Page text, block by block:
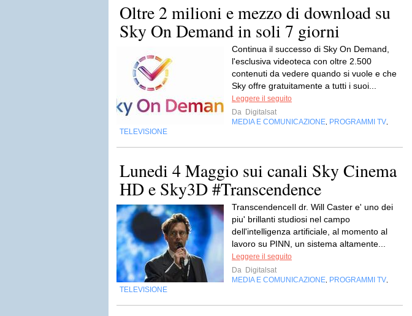
Oltre 2 milioni e mezzo di download su
Sky On Demand in soli 7 giorni
Continua il successo di Sky On Demand,
l'esclusiva videoteca con oltre 2.500
contenuti da vedere quando si vuole e che
Sky offre gratuitamente a tutti i suoi...
Leggere il seguito
Da Digitalsat
MEDIA E COMUNICAZIONE PROGRAMMI TV
TELEVISIONE
Lunedi 4 Maggio sui canali Sky Cinema
HD e Sky3D #Transcendence
TranscendenceIl dr. Will Caster e' uno dei
piu' brillanti studiosi nel campo
dell'intelligenza artificiale, al momento al
lavoro su PINN, un sistema altamente...
Leggere il seguito
Da Digitalsat
MEDIA E COMUNICAZIONE PROGRAMMI TV
TELEVISIONE